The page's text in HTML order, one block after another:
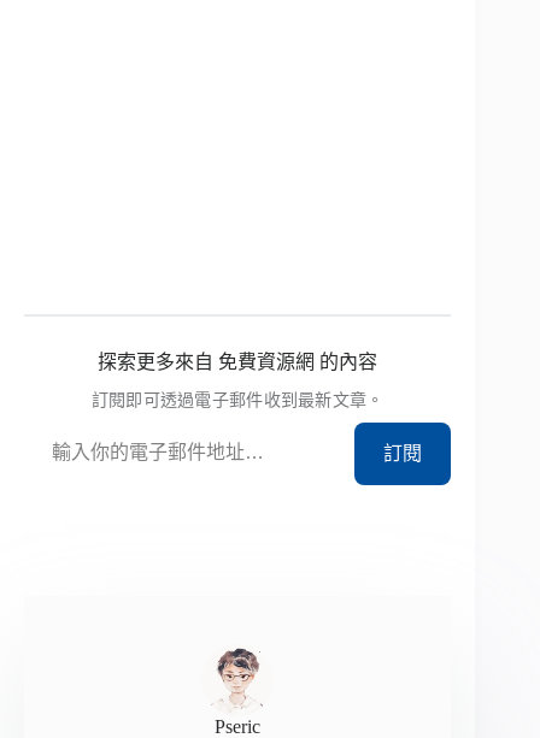
探索更多來自 免費資源網 的內容
訂閱即可透過電子郵件收到最新文章。
訂閱
Pseric